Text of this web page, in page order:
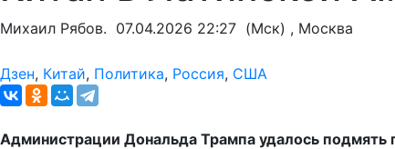
Михаил Рябов. 07.04.2026 22:27 (Мск) , Москва
Дзен, Китай, Политика, Россия, США
Администрации Дональда Трампа удалось